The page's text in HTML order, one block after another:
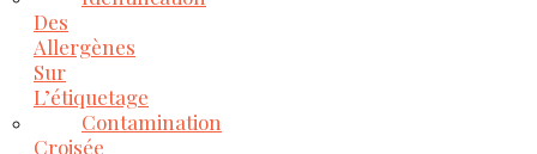
Des
Allergènes
Sur
L’étiquetage
Contamination
Croisée